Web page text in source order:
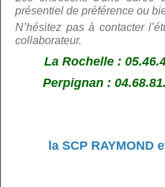
présentiel de préférence ou
N’hésitez pas à contacter
collaborateur.
La Rochelle :
Perpignan :
la SCP RAYMOND